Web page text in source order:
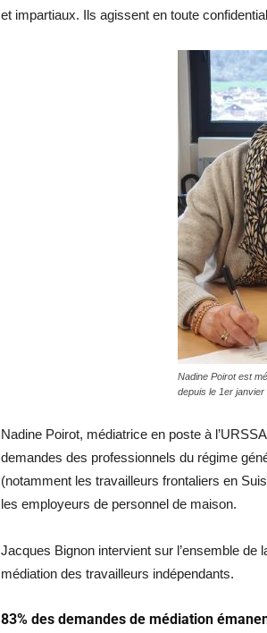
et impartiaux. Ils agissent en toute
Nadine Poirot est
depuis le 1er
Nadine Poirot, médiatrice en poste à
demandes des professionnels du régime
(notamment les travailleurs frontaliers en
les employeurs de personnel de maison.
Jacques Bignon intervient sur l’ensemble
médiation des travailleurs indépendants.
83% des demandes de médiation